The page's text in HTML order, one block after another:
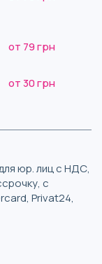
от 79 грн
от 30 грн
юр. лиц с НДС,
с
Privat24,